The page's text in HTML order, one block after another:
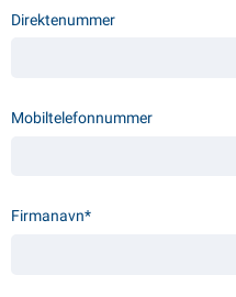
artikler
Direktenummer
Mobiltelefonnummer
Firmanavn*